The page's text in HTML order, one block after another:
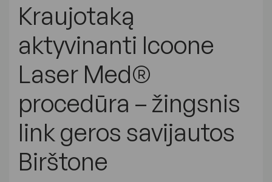
Kraujotaką
aktyvinanti Icoone
Laser Med®
procedūra – žingsnis
link geros savijautos
Birštone